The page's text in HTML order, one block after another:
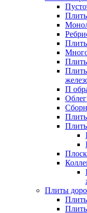
П
Плиты